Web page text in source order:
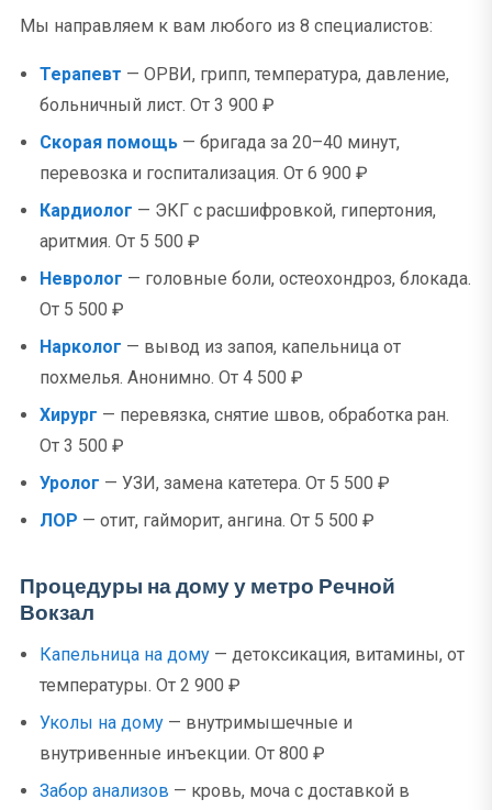
Мы направляем к вам любого из 8 специалистов:
Терапевт — ОРВИ, грипп, температура, давление,
больничный лист. От 3 900 ₽
Скорая помощь — бригада за 20–40 минут,
перевозка и госпитализация. От 6 900 ₽
Кардиолог — ЭКГ с расшифровкой, гипертония,
аритмия. От 5 500 ₽
Невролог — головные боли, остеохондроз, блокада.
От 5 500 ₽
Нарколог — вывод из запоя, капельница от
похмелья. Анонимно. От 4 500 ₽
Хирург — перевязка, снятие швов, обработка ран.
От 3 500 ₽
Уролог — УЗИ, замена катетера. От 5 500 ₽
ЛОР — отит, гайморит, ангина. От 5 500 ₽
Процедуры на дому у метро Речной
Вокзал
Капельница на дому — детоксикация, витамины, от
температуры. От 2 900 ₽
Уколы на дому — внутримышечные и
внутривенные инъекции. От 800 ₽
Забор анализов — кровь, моча с доставкой в